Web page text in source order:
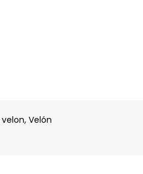
velon, Velón